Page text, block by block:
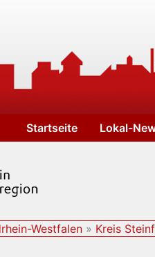
Startseite Lokal-
Westfalen Kreis